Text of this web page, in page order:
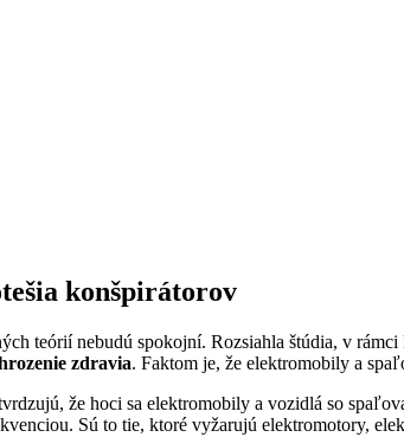
konšpirátorov
teórií nebudú spokojní. Rozsiahla štúdia, v
zdravia. Faktom je, že elektromobily a
že hoci sa elektromobily a vozidlá so
Sú to tie, ktoré vyžarujú elektromotory,